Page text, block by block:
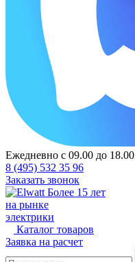
Ежедневно с 09.00 до 18.00
8 (495) 532 35 96
Заказать звонок
Более 15 лет
на рынке
электрики
Каталог товаров
Заявка на расчет